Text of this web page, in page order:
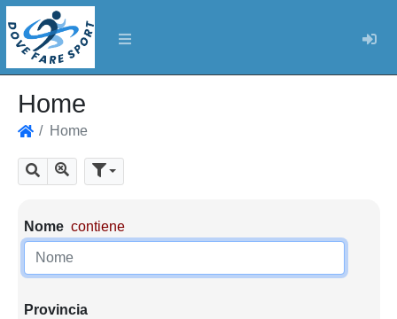
Home
Home
Cerca Mostra tutti i risultati
Parametri di ricerca
Nome contiene
Provincia